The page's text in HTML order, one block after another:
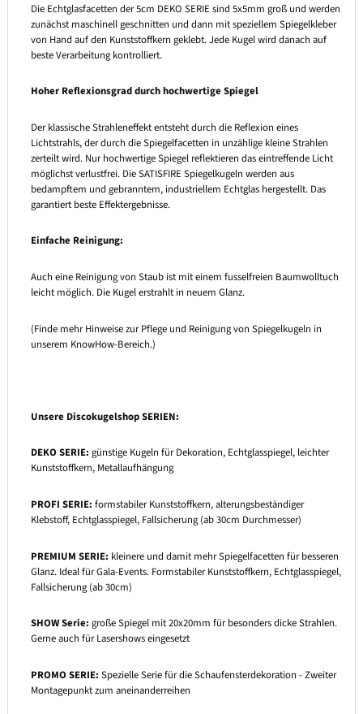
Die Echtglasfacetten der 5cm DEKO SERIE sind 5x5mm groß und werden
zunächst maschinell geschnitten und dann mit speziellem Spiegelkleber
von Hand auf den Kunststoffkern geklebt. Jede Kugel wird danach auf
beste Verarbeitung kontrolliert.
Hoher Reflexionsgrad durch hochwertige Spiegel
Der klassische Strahleneffekt entsteht durch die Reflexion eines
Lichtstrahls, der durch die Spiegelfacetten in unzählige kleine Strahlen
zerteilt wird. Nur hochwertige Spiegel reflektieren das eintreffende Licht
möglichst verlustfrei. Die SATISFIRE Spiegelkugeln werden aus
bedampftem und gebranntem, industriellem Echtglas hergestellt. Das
garantiert beste Effektergebnisse.
Einfache Reinigung:
Auch eine Reinigung von Staub ist mit einem fusselfreien Baumwolltuch
leicht möglich. Die Kugel erstrahlt in neuem Glanz.
(Finde mehr Hinweise zur Pflege und Reinigung von Spiegelkugeln in
unserem KnowHow-Bereich.)
Unsere DiscokugelshopSERIEN:
DEKO SERIE: günstige Kugeln für Dekoration, Echtglasspiegel, leichter
Kunststoffkern, Metallaufhängung
PROFI SERIE: formstabiler Kunststoffkern, alterungsbeständiger
Klebstoff, Echtglasspiegel, Fallsicherung (ab 30cm Durchmesser)
PREMIUM SERIE: kleinere und damit mehr Spiegelfacetten für besseren
Glanz. Ideal für Gala-Events. Formstabiler Kunststoffkern, Echtglasspiegel,
Fallsicherung (ab 30cm)
SHOW Serie: große Spiegel mit 20x20mm für besonders dicke Strahlen.
Gerne auch für Lasershows eingesetzt
PROMO SERIE: Spezielle Serie für die Schaufensterdekoration - Zweiter
Montagepunkt zum aneinanderreihen